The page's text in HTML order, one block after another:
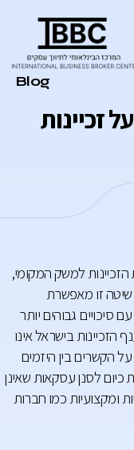
זכיינות
Category
Blog
למשק המקומי,
שיטה זו מאפשרת
סיכויים גבוהים יותר
בישראל אינו
הקשרים בין היזמים
לסנן עסקאות שאינן
ומקצועיות כמו חברות